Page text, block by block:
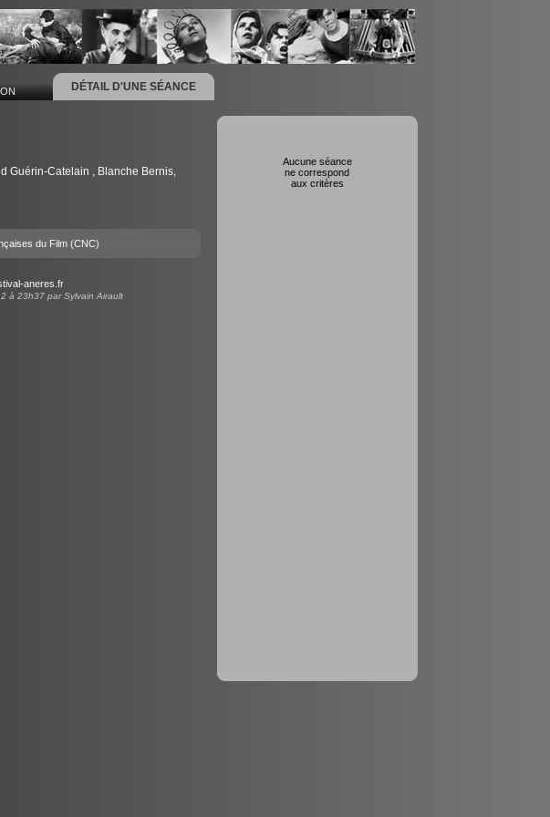
DÉTAIL D'UNE SÉANCE
Guérin-Catelain , Blanche Bernis,
du Film (CNC)
aneres.fr
à 23h37 par Sylvain Airault
Aucune séance
ne correspond
aux critères